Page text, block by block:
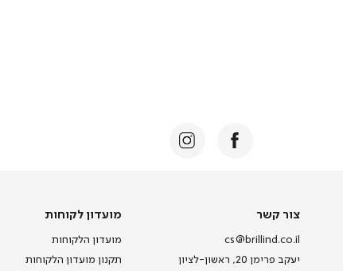
צור
צור קשר
cs@brillind.co.il
יעקב פרימן 20, ראשון-לציון
מועדון
מועדון לקוחות
מועדון הלקוחות
תקנון מועדון הלקוחות